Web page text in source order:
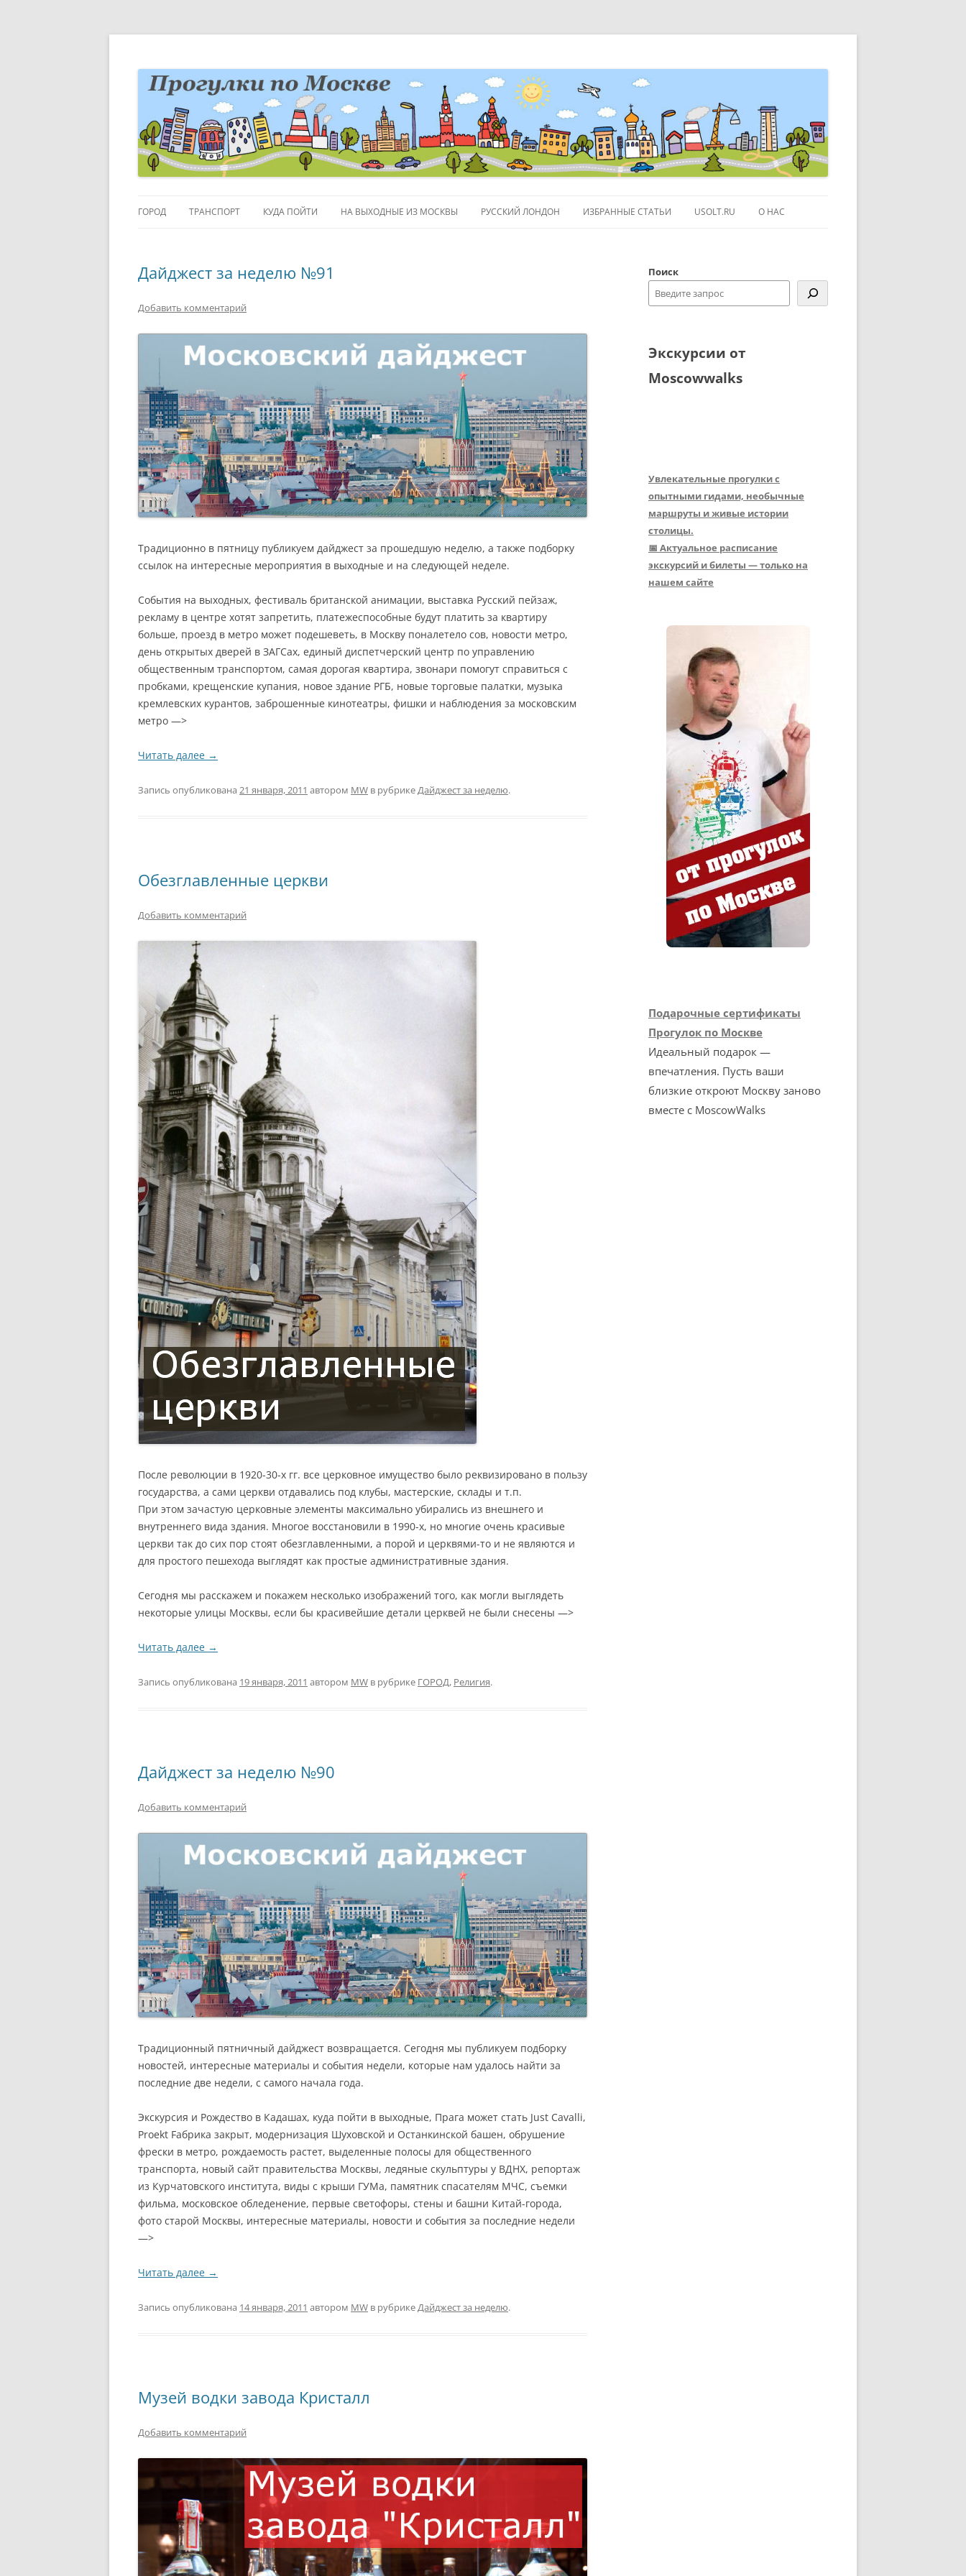
Перейти
ГОРОД
ГОРОДСКИЕ ДЕТАЛИ
ТРАНСПОРТ КУДА ПОЙТИ
МУЗЕИ
НА ВЫХОДНЫЕ ИЗ МОСКВЫ РУССКИЙ ЛОНДОН ИЗБРАННЫЕ СТАТЬИ
ПОЛЕЗНЫЕ ССЫЛКИ
ОБЪЕКТЫ НА КАРТЕ GOOGLE
USOLT.RU О НАС
Дайджест за неделю №91
Добавить комментарий
Традиционно в пятницу публикуем дайджест за прошедшую неделю, а также подборку
ссылок на интересные мероприятия в выходные и на следующей неделе.
События на выходных, фестиваль британской анимации, выставка Русский пейзаж,
рекламу в центре хотят запретить, платежеспособные будут платить за квартиру
больше, проезд в метро может подешеветь, в Москву поналетело сов, новости метро,
день открытых дверей в ЗАГСах, единый диспетчерский центр по управлению
общественным транспортом, самая дорогая квартира, звонари помогут справиться с
пробками, крещенские купания, новое здание РГБ, новые торговые палатки, музыка
кремлевских курантов, заброшенные кинотеатры, фишки и наблюдения за московским
метро —>
Читать далее →
Запись опубликована 21 января, 2011 автором MW в рубрикеДайджест за неделю.
Обезглавленные церкви
Добавить комментарий
После революции в 1920-30-х гг. все церковное имущество было реквизировано в пользу
государства, а сами церкви отдавались под клубы, мастерские, склады и т.п.
При этом зачастую церковные элементы максимально убирались из внешнего и
внутреннего вида здания. Многое восстановили в 1990-х, но многие очень красивые
церкви так до сих пор стоят обезглавленными, а порой и церквями-то и не являются и
для простого пешехода выглядят как простые административные здания.
Сегодня мы расскажем и покажем несколько изображений того, как могли выглядеть
некоторые улицы Москвы, если бы красивейшие детали церквей не были снесены —>
Читать далее →
Запись опубликована 19 января, 2011 автором MW в рубрике ГОРОД, Религия.
Дайджест за неделю №90
Добавить комментарий
Традиционный пятничный дайджест возвращается. Сегодня мы публикуем подборку
новостей, интересные материалы и события недели, которые нам удалось найти за
последние две недели, с самого начала года.
Экскурсия и Рождество в Кадашах, куда пойти в выходные, Прага может стать Just Cavalli,
Proekt Fабрика закрыт, модернизация Шуховской и Останкинской башен, обрушение
фрески в метро, рождаемость растет, выделенные полосы для общественного
транспорта, новый сайт правительства Москвы, ледяные скульптуры у ВДНХ, репортаж
из Курчатовского института, виды с крыши ГУМа, памятник спасателям МЧС, съемки
фильма, московское обледенение, первые светофоры, стены и башни Китай-города,
фото старой Москвы, интересные материалы, новости и события за последние недели
—>
Читать далее →
Запись опубликована 14 января, 2011 автором MW в рубрикеДайджест за неделю.
Музей водки завода Кристалл
Добавить комментарий
Поиск
Экскурсии от
Moscowwalks
Увлекательные прогулки с
опытными гидами, необычные
маршруты и живые истории
столицы.
📅 Актуальное расписание
экскурсий и билеты — только на
нашем сайте
Подарочные сертификаты
Прогулок по Москве
Идеальный подарок —
впечатления. Пусть ваши
близкие откроют Москву заново
вместе с MoscowWalks